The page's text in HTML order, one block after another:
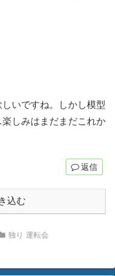
いですね。しかし模型
しみはまだまだこれか
返信
込む
独り 運転会